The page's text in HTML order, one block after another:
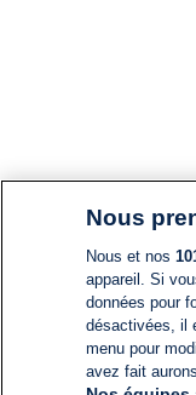
Nous
Nous et nos
appareil. Si
données pour
désactivées, il
menu pour
avez fait